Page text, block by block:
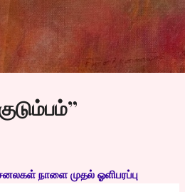
Skip to main content
நாளை முதல் ஓளிபரப்பு